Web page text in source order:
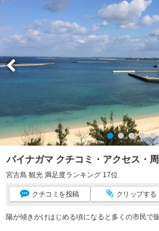
パイナガマ クチコミ・アクセス・
宮古島 観光 満足度ランキング 17位
クチコミ を投稿 クリップする
陽が傾きかけはじめる頃になると多くの市民で